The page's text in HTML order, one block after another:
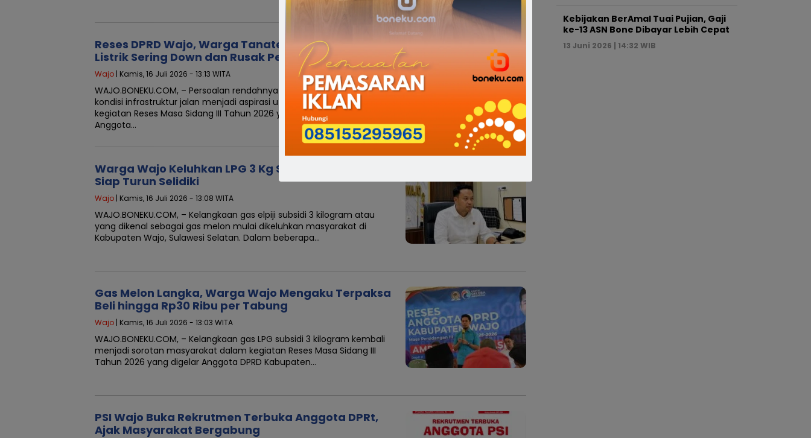
Reses DPRD Wajo, Warga Tanatempare’e Keluhkan
Listrik Sering Down dan Rusak Peralatan Elektronik
Wajo | Kamis, 16 Juli 2026 - 13:13 WITA
WAJO.BONEKU.COM, – Persoalan rendahnya tegangan listrik hingga
kondisi infrastruktur jalan menjadi aspirasi utama masyarakat dalam
kegiatan Reses Masa Sidang III Tahun 2026 yang dilaksanakan
Anggota…
Warga Wajo Keluhkan LPG 3 Kg Sulit Didapat, Polres
Siap Turun Selidiki
Wajo | Kamis, 16 Juli 2026 - 13:08 WITA
WAJO.BONEKU.COM, – Kelangkaan gas elpiji subsidi 3 kilogram atau
yang dikenal sebagai gas melon mulai dikeluhkan masyarakat di
Kabupaten Wajo, Sulawesi Selatan. Dalam beberapa…
Gas Melon Langka, Warga Wajo Mengaku Terpaksa
Beli hingga Rp30 Ribu per Tabung
Wajo | Kamis, 16 Juli 2026 - 13:03 WITA
WAJO.BONEKU.COM, – Kelangkaan gas LPG subsidi 3 kilogram kembali
menjadi sorotan masyarakat dalam kegiatan Reses Masa Sidang III
Tahun 2026 yang digelar Anggota DPRD Kabupaten…
PSI Wajo Buka Rekrutmen Terbuka Anggota DPRt,
Ajak Masyarakat Bergabung
Kebijakan BerAmal Tuai Pujian, Gaji
ke-13 ASN Bone Dibayar Lebih Cepat
13 Juni 2026 | 14:32 WIB